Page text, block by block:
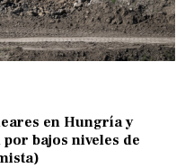
en Hungría y
bajos niveles de